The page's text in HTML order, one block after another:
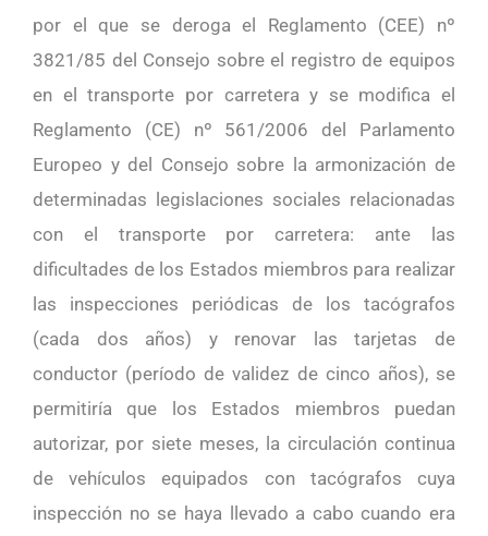
por el que se deroga el Reglamento (CEE) nº
3821/85 del Consejo sobre el registro de equipos
en el transporte por carretera y se modifica el
Reglamento (CE) nº 561/2006 del Parlamento
Europeo y del Consejo sobre la armonización de
determinadas legislaciones sociales relacionadas
con el transporte por carretera: ante las
dificultades de los Estados miembros para realizar
las inspecciones periódicas de los tacógrafos
(cada dos años) y renovar las tarjetas de
conductor (período de validez de cinco años), se
permitiría que los Estados miembros puedan
autorizar, por siete meses, la circulación continua
de vehículos equipados con tacógrafos cuya
inspección no se haya llevado a cabo cuando era